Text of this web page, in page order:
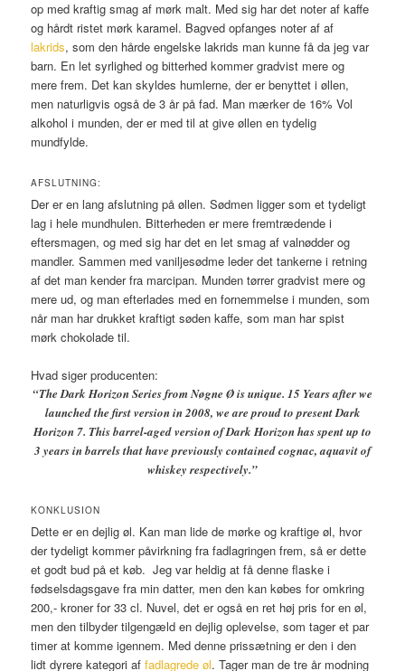
op med kraftig smag af mørk malt. Med sig har det noter af kaffe
og hårdt ristet mørk karamel. Bagved opfanges noter af af
lakrids, som den hårde engelske lakrids man kunne få da jeg var
barn. En let syrlighed og bitterhed kommer gradvist mere og
mere frem. Det kan skyldes humlerne, der er benyttet i øllen,
men naturligvis også de 3 år på fad. Man mærker de 16% Vol
alkohol i munden, der er med til at give øllen en tydelig
mundfylde.
AFSLUTNING:
Der er en lang afslutning på øllen. Sødmen ligger som et tydeligt
lag i hele mundhulen. Bitterheden er mere fremtrædende i
eftersmagen, og med sig har det en let smag af valnødder og
mandler. Sammen med vaniljesødme leder det tankerne i retning
af det man kender fra marcipan. Munden tørrer gradvist mere og
mere ud, og man efterlades med en fornemmelse i munden, som
når man har drukket kraftigt søden kaffe, som man har spist
mørk chokolade til.
Hvad siger producenten:
“The Dark Horizon Series from Nøgne Ø is unique. 15 Years after we
launched the first version in 2008, we are proud to present Dark
Horizon 7. This barrel-aged version of Dark Horizon has spent up to
3 years in barrels that have previously contained cognac, aquavit of
whiskey respectively.”
KONKLUSION
Dette er en dejlig øl. Kan man lide de mørke og kraftige øl, hvor
der tydeligt kommer påvirkning fra fadlagringen frem, så er dette
et godt bud på et køb. Jeg var heldig at få denne flaske i
fødselsdagsgave fra min datter, men den kan købes for omkring
200,- kroner for 33 cl. Nuvel, det er også en ret høj pris for en øl,
men den tilbyder tilgengæld en dejlig oplevelse, som tager et par
timer at komme igennem. Med denne prissætning er den i den
lidt dyrere kategori affadlagrede øl. Tager man de tre år modning